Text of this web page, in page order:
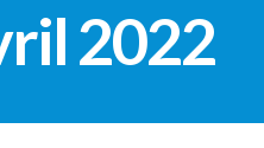
2022